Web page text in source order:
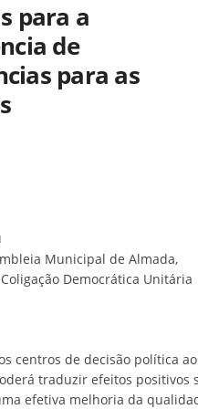
para a
de
para as
Municipal de Almada,
Democrática Unitária
centros de decisão política
traduzir efeitos positivos
efetiva melhoria da